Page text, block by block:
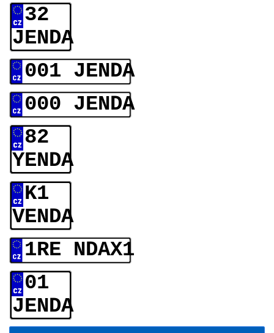
32
JENDA
001 JENDA
000 JENDA
82
YENDA
K1
VENDA
1RE NDAX1
01
JENDA